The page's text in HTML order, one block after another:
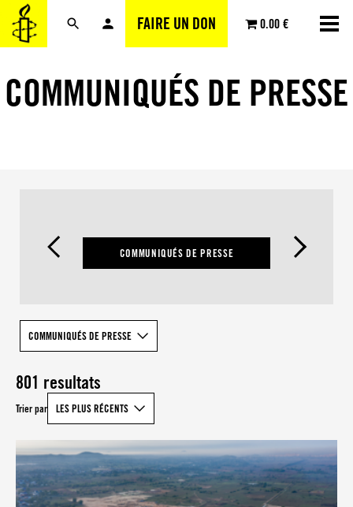
FAIRE UN DON 0.00 €
Aller
au
contenu
COMMUNIQUÉS DE PRESSE
COMMUNIQUÉS DE PRESSE
COMMUNIQUÉS DE PRESSE
801 resultats
Trier par LES PLUS RÉCENTS